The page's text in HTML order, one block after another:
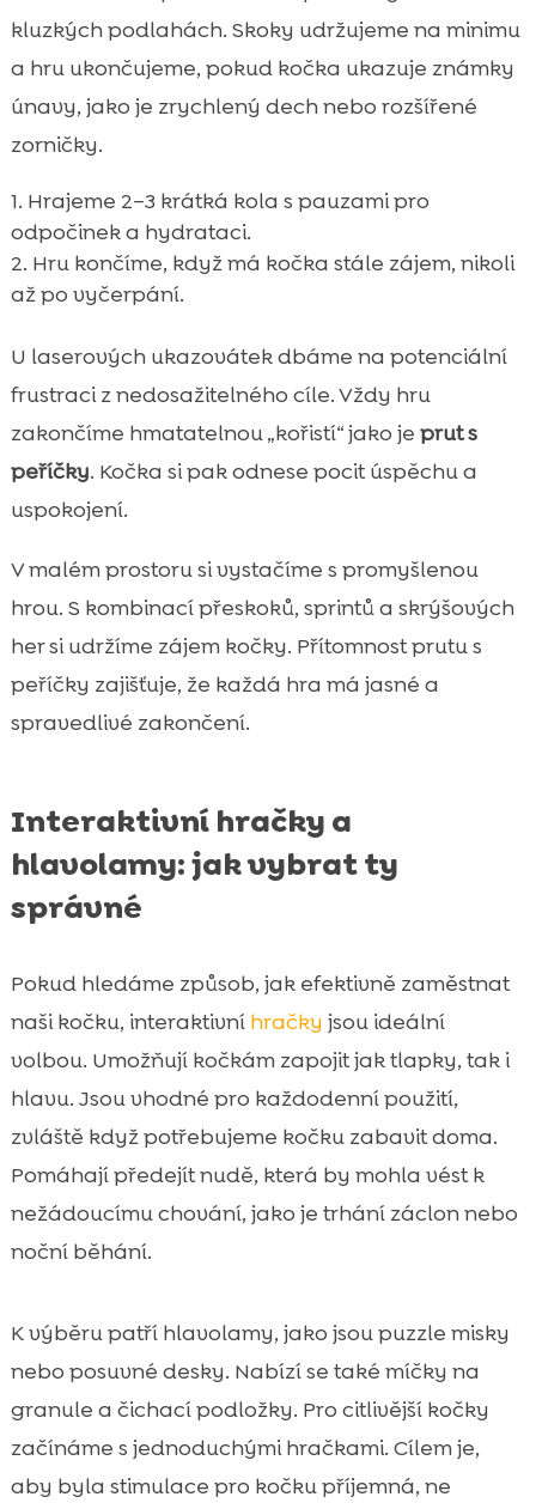
kluzkých podlahách. Skoky udržujeme na minimu
a hru ukončujeme, pokud kočka ukazuje známky
únavy, jako je zrychlený dech nebo rozšířené
zorničky.
Hrajeme 2–3 krátká kola s pauzami pro
odpočinek a hydrataci.
Hru končíme, když má kočka stále zájem, nikoli
až po vyčerpání.
U laserových ukazovátek dbáme na potenciální
frustraci z nedosažitelného cíle. Vždy hru
zakončíme hmatatelnou „kořistí“ jako je prut s
peříčky. Kočka si pak odnese pocit úspěchu a
uspokojení.
V malém prostoru si vystačíme s promyšlenou
hrou. S kombinací přeskoků, sprintů a skrýšových
her si udržíme zájem kočky. Přítomnost prutu s
peříčky zajišťuje, že každá hra má jasné a
spravedlivé zakončení.
Interaktivní hračky a
hlavolamy: jak vybrat ty
správné
Pokud hledáme způsob, jak efektivně zaměstnat
naši kočku, interaktivní hračky jsou ideální
volbou. Umožňují kočkám zapojit jak tlapky, tak i
hlavu. Jsou vhodné pro každodenní použití,
zvláště když potřebujeme kočku zabavit doma.
Pomáhají předejít nudě, která by mohla vést k
nežádoucímu chování, jako je trhání záclon nebo
noční běhání.
K výběru patří hlavolamy, jako jsou puzzle misky
nebo posuvné desky. Nabízí se také míčky na
granule a čichací podložky. Pro citlivější kočky
začínáme s jednoduchými hračkami. Cílem je,
aby byla stimulace pro kočku příjemná, ne